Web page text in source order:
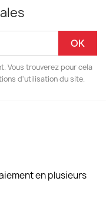
Vous trouverez pour cela
d'utilisation du site.
en plusieurs